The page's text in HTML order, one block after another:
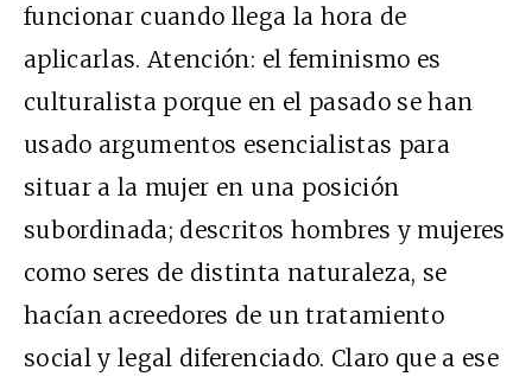
funcionar cuando llega la hora de
aplicarlas. Atención: el feminismo es
culturalista porque en el pasado se han
usado argumentos esencialistas para
situar a la mujer en una posición
subordinada; descritos hombres y mujeres
como seres de distinta naturaleza, se
hacían acreedores de un tratamiento
social y legal diferenciado. Claro que a ese